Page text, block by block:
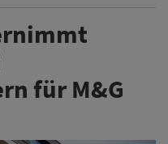
für M&G